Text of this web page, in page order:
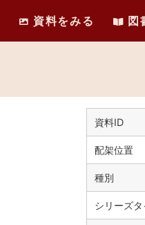
資料をみる 図
資料ID
配架位置
種別
シリーズ